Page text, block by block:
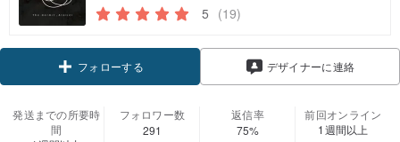
5 (19)
フォローする デザイナーに連絡
発送までの所要時
間
フォロワー数
291
返信率
75%
前回オンライン
1週間以上